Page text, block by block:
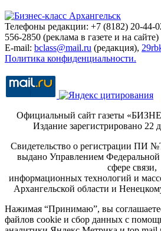
Телефоны редакции: +7 (8182) 20-44-
556-2850 (реклама в газете и на сайте)
E-mail: bclass@mail.ru (редакция),
Политика конфиденциальности.
Официальный сайт газеты
Издание зарегистрировано 22
Свидетельство о регистрации ПИ
выдано Управлением
сфере связи,
информационных технологий и
Архангельской области и
Нажимая “Принимаю”, вы
файлов cookie и сбор данных с